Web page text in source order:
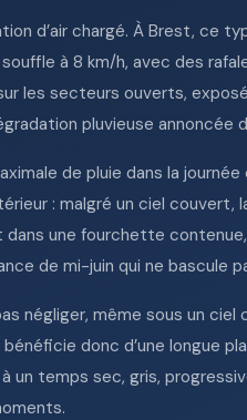
d’air chargé. À Brest, ce
à 8 km/h, avec des
les secteurs ouverts,
pluvieuse annoncée
de pluie dans la
: malgré un ciel couvert,
une fourchette contenue,
de mi-juin qui ne bascule
négliger, même sous un
bénéficie donc d’une longue
un temps sec, gris,